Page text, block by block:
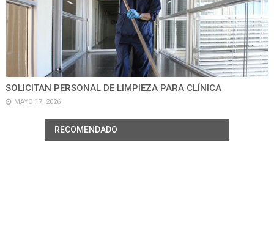
SOLICITAN PERSONAL DE LIMPIEZA PARA CLÍNICA
MAYO 17, 2026
RECOMENDADO